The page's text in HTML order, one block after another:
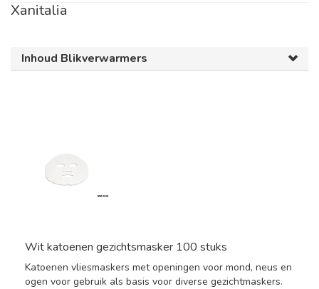
Xanitalia
Inhoud Blikverwarmers
Wit katoenen gezichtsmasker 100 stuks
Katoenen vliesmaskers met openingen voor mond, neus en
ogen voor gebruik als basis voor diverse gezichtmaskers.